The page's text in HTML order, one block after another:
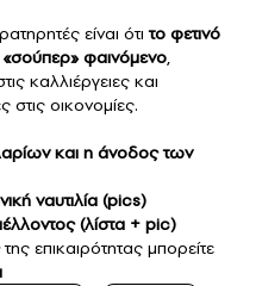
είναι ότι το φετινό
«σούπερ» φαινόμενο,
καλλιέργειες και
στις οικονομίες.
και η άνοδος των
ναυτιλία (pics)
(λίστα + pic)
της επικαιρότητας μπορείτε